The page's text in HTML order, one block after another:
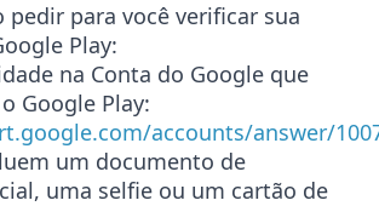
pedir para você verificar sua
Play:
na Conta do Google que
Google Play:
accounts/answer/
um documento de
uma selfie ou um cartão de